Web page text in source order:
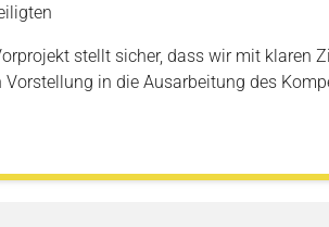
stellt sicher, dass wir mit klaren
Vorstellung in die Ausarbeitung des